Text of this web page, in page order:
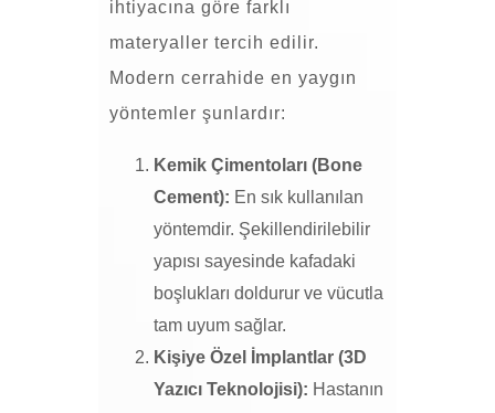
ihtiyacına göre farklı
materyaller tercih edilir.
Modern cerrahide en yaygın
yöntemler şunlardır:
Kemik Çimentoları (Bone
Cement): En sık kullanılan
yöntemdir. Şekillendirilebilir
yapısı sayesinde kafadaki
boşlukları doldurur ve vücutla
tam uyum sağlar.
Kişiye Özel İmplantlar (3D
Yazıcı Teknolojisi): Hastanın